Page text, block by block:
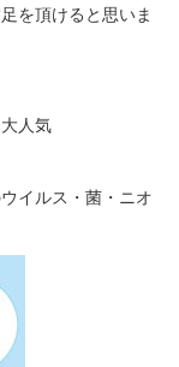
を頂けると思いま
大人気
イルス・菌・ニオ